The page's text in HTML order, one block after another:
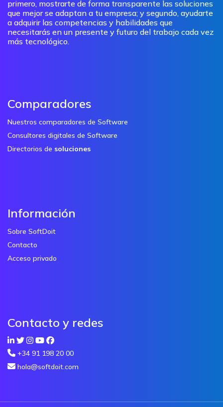
primero, mostrarte de forma transparente las soluciones
que mejor se adaptan a tu empresa; y segundo, ayudarte
a adquirir las competencias y habilidades que
necesitarás en un presente y futuro del trabajo cada vez
más tecnológico.
Comparadores
Nuestros comparadores de Software
Consultores digitales de Software
Directorios de soluciones
Información
Sobre SoftDoit
Contacto
Acceso privado
Contacto y redes
+34 91 198 20 00
hola@softdoit.com